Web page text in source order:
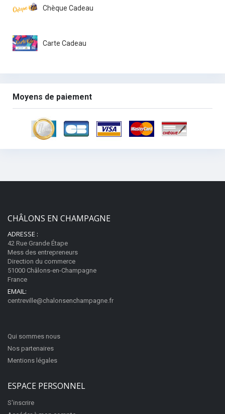
Chèque Cadeau
Carte Cadeau
Moyens de paiement
CHÂLONS EN CHAMPAGNE
ADRESSE :
42 Rue Grande Étape
Mess des entrepreneurs
Direction du commerce
51000 Châlons-en-Champagne
France
EMAIL:
centreville@chalonsenchampagne.fr
Qui sommes nous
Nos partenaires
Mentions légales
ESPACE PERSONNEL
S'inscrire